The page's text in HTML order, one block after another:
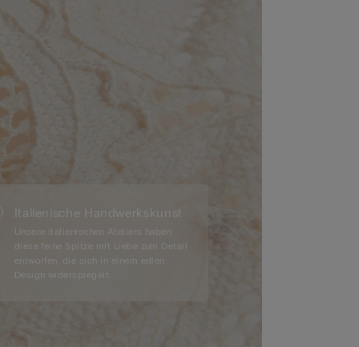
Italienische Handwerkskunst
Unsere italienischen Ateliers haben
diese feine Spitze mit Liebe zum Detail
entworfen, die sich in einem edlen
Design widerspiegelt.